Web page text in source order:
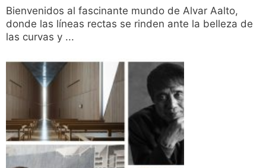
Bienvenidos al fascinante mundo de Alvar Aalto,
donde las líneas rectas se rinden ante la belleza de
las curvas y ...